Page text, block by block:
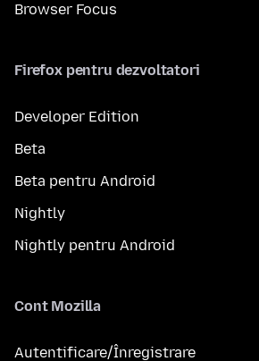
Browser Focus
Firefox pentru dezvoltatori
Developer Edition
Beta
Beta pentru Android
Nightly
Nightly pentru Android
Cont Mozilla
Autentificare/Înregistrare